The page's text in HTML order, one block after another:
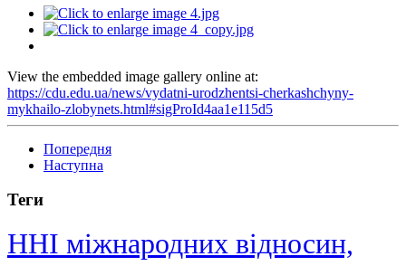
View the embedded image gallery online at:
https://cdu.edu.ua/news/vydatni-urodzhentsi-cherkashchyny-
mykhailo-zlobynets.html#sigProId4aa1e115d5
Попередня
Наступна
Теги
ННІ міжнародних відносин,